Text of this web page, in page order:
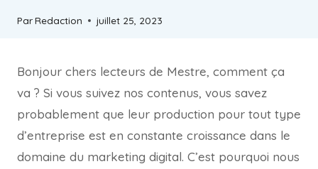
ParRedaction juillet 25, 2023
Bonjour chers lecteurs de Mestre, comment ça
va ? Si vous suivez nos contenus, vous savez
probablement que leur production pour tout type
d’entreprise est en constante croissance dans le
domaine du marketing digital. C’est pourquoi nous